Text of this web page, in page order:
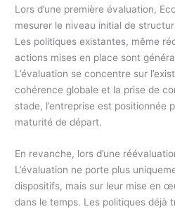
Lors d’une première évaluation,
mesurer le niveau initial de
Les politiques existantes, même
actions mises en place sont
L’évaluation se concentre sur
cohérence globale et la prise de
stade, l’entreprise est positionnée
maturité de départ.
En revanche, lors d’une
L’évaluation ne porte plus
dispositifs, mais sur leur mise en
dans le temps. Les politiques déjà